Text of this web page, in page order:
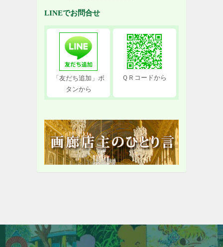
LINEでお問合せ
「友だち追加」ボ
タンから
ＱＲコードから